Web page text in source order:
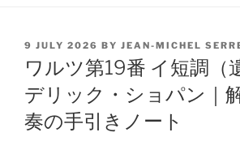
POSTED
ON
9 JULY 2026 BY JEAN-MICHEL
ワルツ第19番 イ短調（
デリック・ショパン｜
奏の手引きノート